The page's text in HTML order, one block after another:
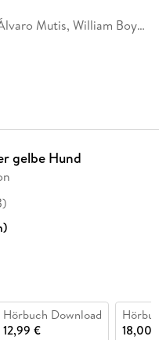
Mutis, William Boyd,
gelbe Hund
)
Hörbuch Download
12,99 €
18,00